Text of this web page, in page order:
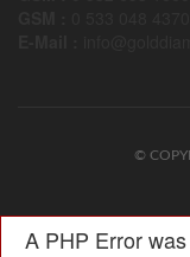
©
A PHP Error